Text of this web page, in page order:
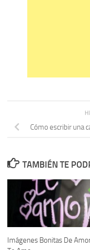
Cómo escribir una
TAMBIÉN TE
Imágenes Bonitas De